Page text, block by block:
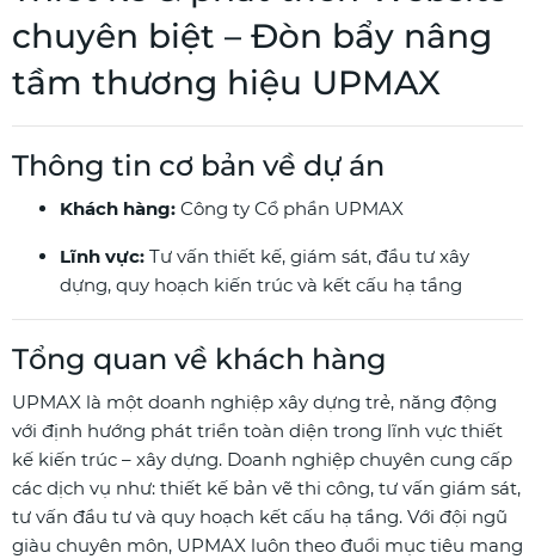
chuyên biệt – Đòn bẩy nâng
tầm thương hiệu UPMAX
Thông tin cơ bản về dự án
Khách hàng: Công ty Cổ phần UPMAX
Lĩnh vực: Tư vấn thiết kế, giám sát, đầu tư xây
dựng, quy hoạch kiến trúc và kết cấu hạ tầng
Tổng quan về khách hàng
UPMAX là một doanh nghiệp xây dựng trẻ, năng động
với định hướng phát triển toàn diện trong lĩnh vực thiết
kế kiến trúc – xây dựng. Doanh nghiệp chuyên cung cấp
các dịch vụ như: thiết kế bản vẽ thi công, tư vấn giám sát,
tư vấn đầu tư và quy hoạch kết cấu hạ tầng. Với đội ngũ
giàu chuyên môn, UPMAX luôn theo đuổi mục tiêu mang